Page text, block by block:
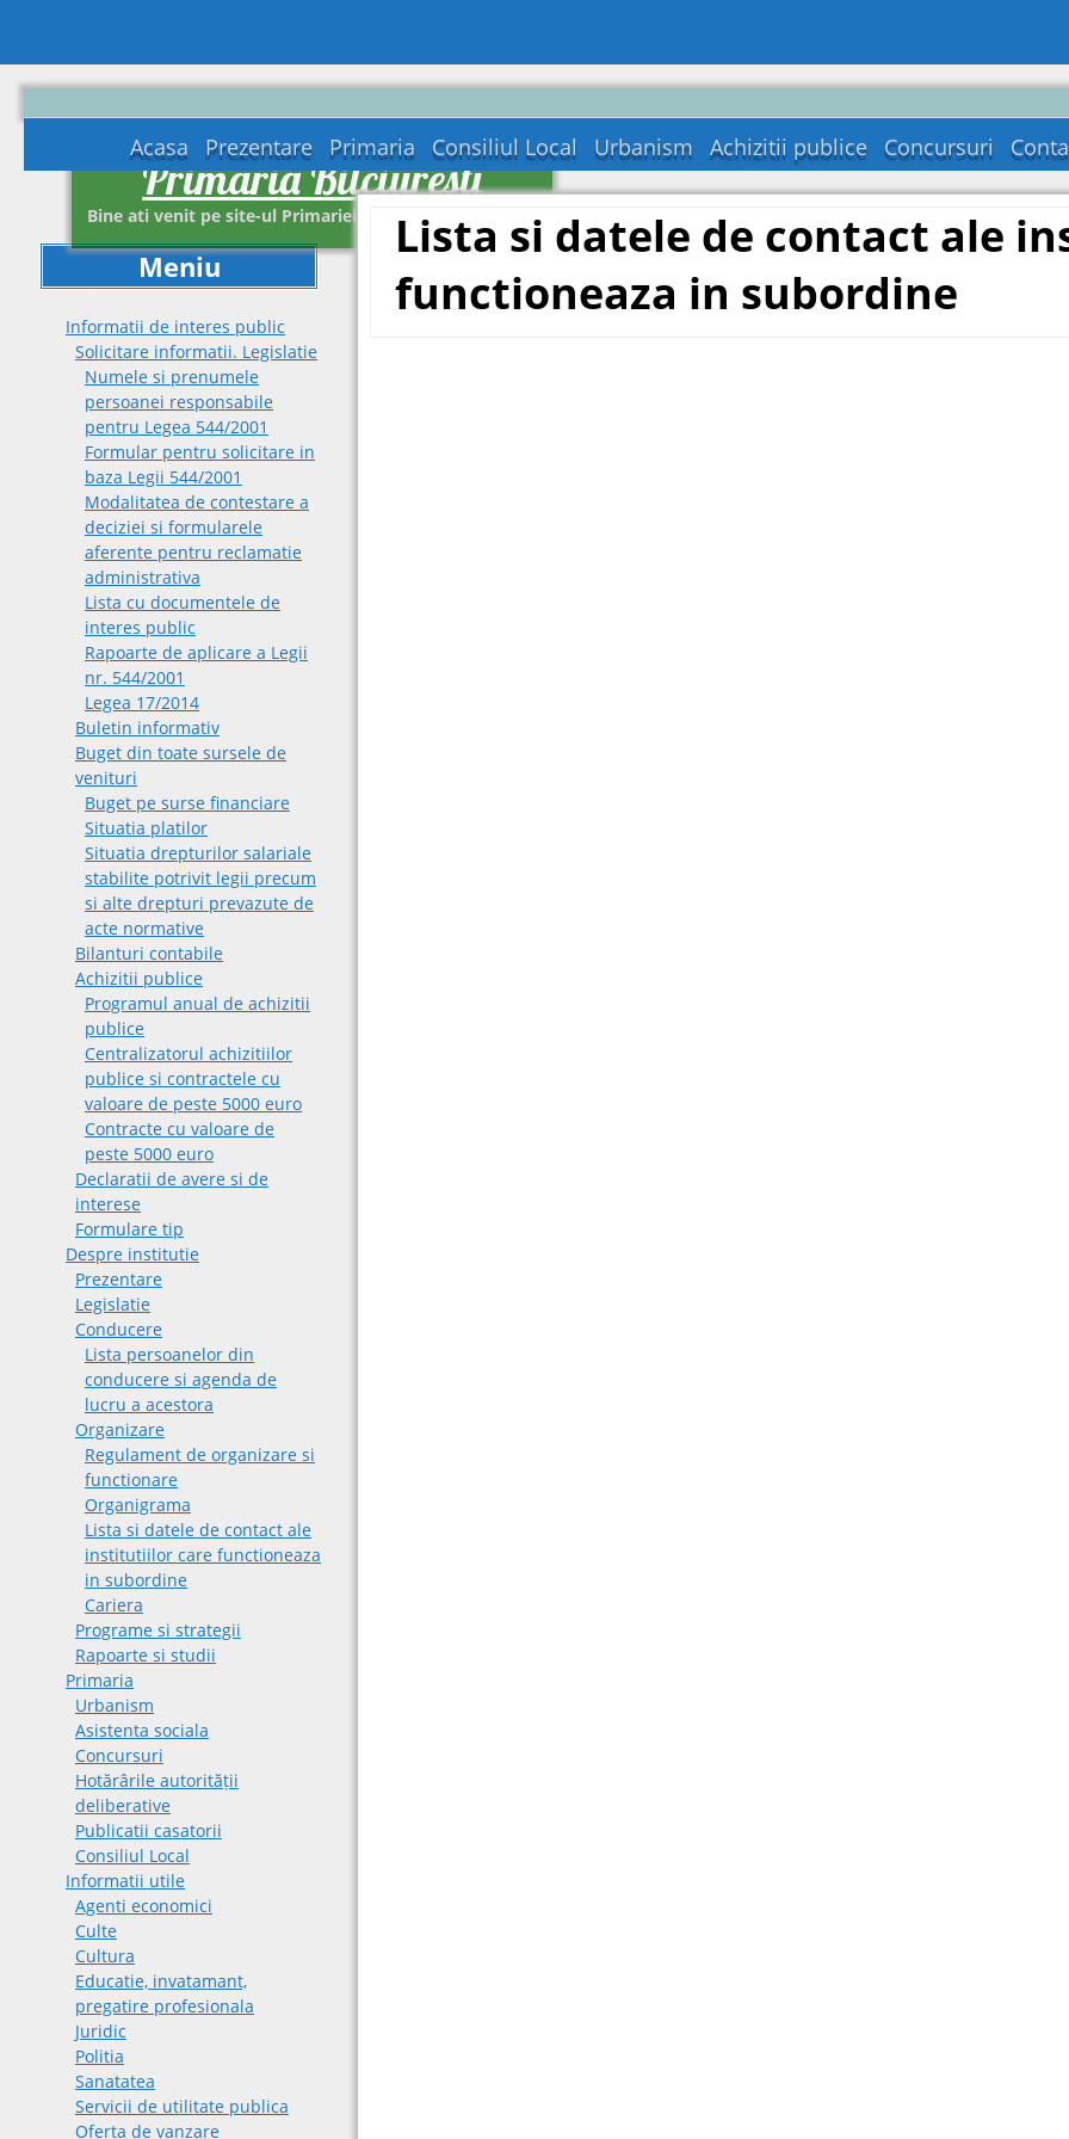
Primaria Bilciuresti
Bine ati venit pe site-ul Primariei Bilciuresti Dambovita
Acasa Prezentare Primaria Consiliul Local Urbanism Achizitii publice Concursuri
Meniu
Informatii de interes public
Solicitare informatii. Legislatie
Numele si prenumele
persoanei responsabile
pentru Legea 544/2001
Formular pentru solicitare in
baza Legii 544/2001
Modalitatea de contestare a
deciziei si formularele
aferente pentru reclamatie
administrativa
Lista cu documentele de
interes public
Rapoarte de aplicare a Legii
nr. 544/2001
Legea 17/2014
Buletin informativ
Buget din toate sursele de
venituri
Buget pe surse financiare
Situatia platilor
Situatia drepturilor salariale
stabilite potrivit legii precum
si alte drepturi prevazute de
acte normative
Bilanturi contabile
Achizitii publice
Programul anual de achizitii
publice
Centralizatorul achizitiilor
publice si contractele cu
valoare de peste 5000 euro
Contracte cu valoare de
peste 5000 euro
Declaratii de avere si de
interese
Formulare tip
Despre institutie
Prezentare
Legislatie
Conducere
Lista persoanelor din
conducere si agenda de
lucru a acestora
Organizare
Regulament de organizare si
functionare
Organigrama
Lista si datele de contact ale
institutiilor care functioneaza
in subordine
Cariera
Programe si strategii
Rapoarte si studii
Primaria
Urbanism
Asistenta sociala
Concursuri
Hotărârile autorității
deliberative
Publicatii casatorii
Consiliul Local
Informatii utile
Agenti economici
Culte
Cultura
Educatie, invatamant,
pregatire profesionala
Juridic
Politia
Sanatatea
Servicii de utilitate publica
Oferta de vanzare
Lista si datele de contact ale
functioneaza in subordine